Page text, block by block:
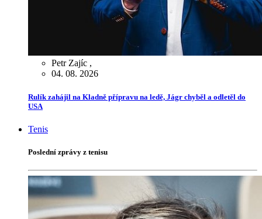
Petr Zajíc ,
04. 08. 2026
Rulík zahájil na Kladně přípravu na ledě, Jágr chyběl a odletěl do
USA
Tenis
Poslední zprávy z tenisu